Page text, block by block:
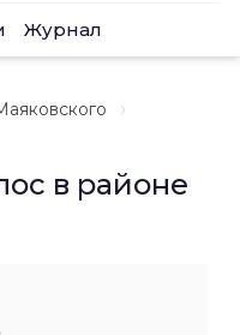
Журнал
в районе